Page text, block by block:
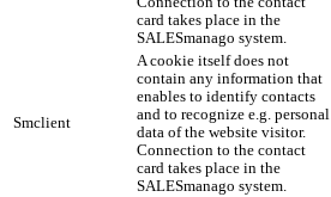
card takes place in the
SALESmanago system.
Smclient
A cookie itself does not
contain any information that
enables to identify contacts
and to recognize e.g. personal
data of the website visitor.
Connection to the contact
card takes place in the
SALESmanago system.